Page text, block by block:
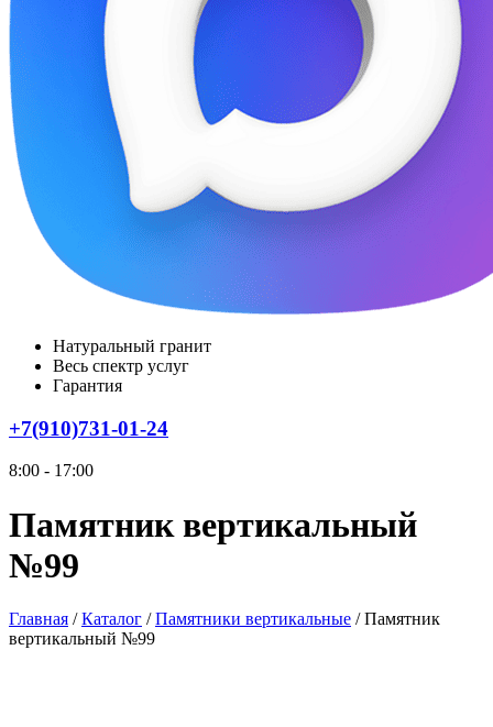
Натуральный гранит
Весь спектр услуг
Гарантия
+7(910)731-01-24
8:00 - 17:00
Памятник вертикальный
№99
Главная /Каталог /Памятники вертикальные /Памятник
вертикальный №99